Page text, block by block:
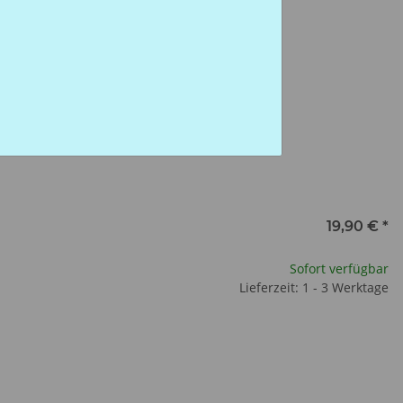
19,90 € *
Sofort verfügbar
Lieferzeit: 1 - 3 Werktage